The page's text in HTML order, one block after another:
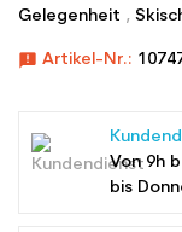
Gelegenheit ,
announcement Artikel-Nr.:
Von 9h
bis